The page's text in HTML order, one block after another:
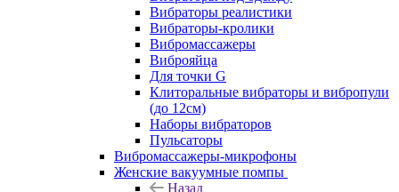
Вибраторы реалистики
Вибраторы-кролики
Вибромассажеры
Виброяйца
Для точки G
Клиторальные вибраторы и вибропули
(до 12см)
Наборы вибраторов
Пульсаторы
Вибромассажеры-микрофоны
Женские вакуумные помпы
Назад